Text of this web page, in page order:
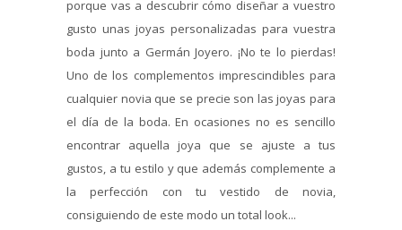
porque vas a descubrir cómo diseñar a vuestro
gusto unas joyas personalizadas para vuestra
boda junto a Germán Joyero. ¡No te lo pierdas!
Uno de los complementos imprescindibles para
cualquier novia que se precie son las joyas para
el día de la boda. En ocasiones no es sencillo
encontrar aquella joya que se ajuste a tus
gustos, a tu estilo y que además complemente a
la perfección con tu vestido de novia,
consiguiendo de este modo un total look...